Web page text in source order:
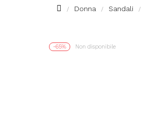
Donna Sandali
-65% Non disponibile